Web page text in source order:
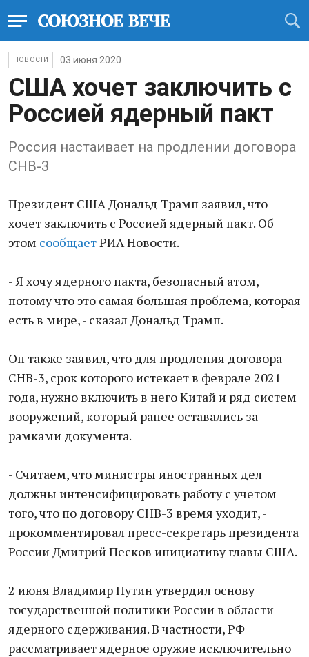
НОВОСТИ 03 июня 2020
США хочет заключить с
Россией ядерный пакт
Россия настаивает на продлении договора
СНВ-3
Президент США Дональд Трамп заявил, что
хочет заключить с Россией ядерный пакт. Об
этом сообщаетРИА Новости.
- Я хочу ядерного пакта, безопасный атом,
потому что это самая большая проблема, которая
есть в мире, - сказал Дональд Трамп.
Он также заявил, что для продления договора
СНВ-3, срок которого истекает в феврале 2021
года, нужно включить в него Китай и ряд систем
вооружений, который ранее оставались за
рамками документа.
- Считаем, что министры иностранных дел
должны интенсифицировать работу с учетом
того, что по договору СНВ-3 время уходит, -
прокомментировал пресс-секретарь президента
России Дмитрий Песков инициативу главы США.
2 июня Владимир Путин утвердил основу
государственной политики России в области
ядерного сдерживания. В частности, РФ
рассматривает ядерное оружие исключительно